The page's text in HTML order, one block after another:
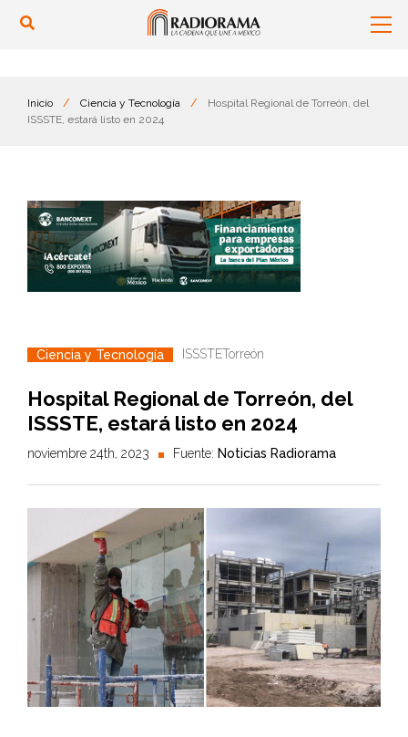
Inicio / Ciencia y Tecnología /
Hospital Regional de Torreón, del
ISSSTE, estará listo en 2024
Ciencia y Tecnología ISSSTETorreón
Hospital Regional de Torreón, del
ISSSTE, estará listo en 2024
noviembre 24th, 2023 Fuente: Noticias Radiorama